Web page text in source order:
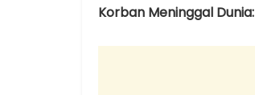
Korban Meninggal Dunia: